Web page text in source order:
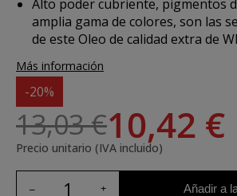
Alto poder cubriente, pigmentos
amplia gama de colores, son las
de este Oleo de calidad extra de
Más información
-20%
13,03 €10,42 €
Precio unitario (IVA incluido)
Añadir a